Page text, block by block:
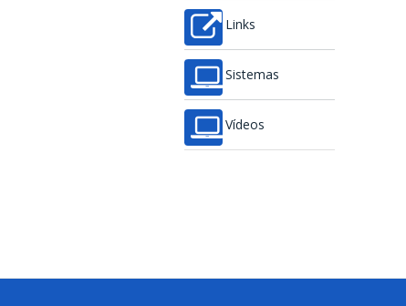
Links
Sistemas
Vídeos